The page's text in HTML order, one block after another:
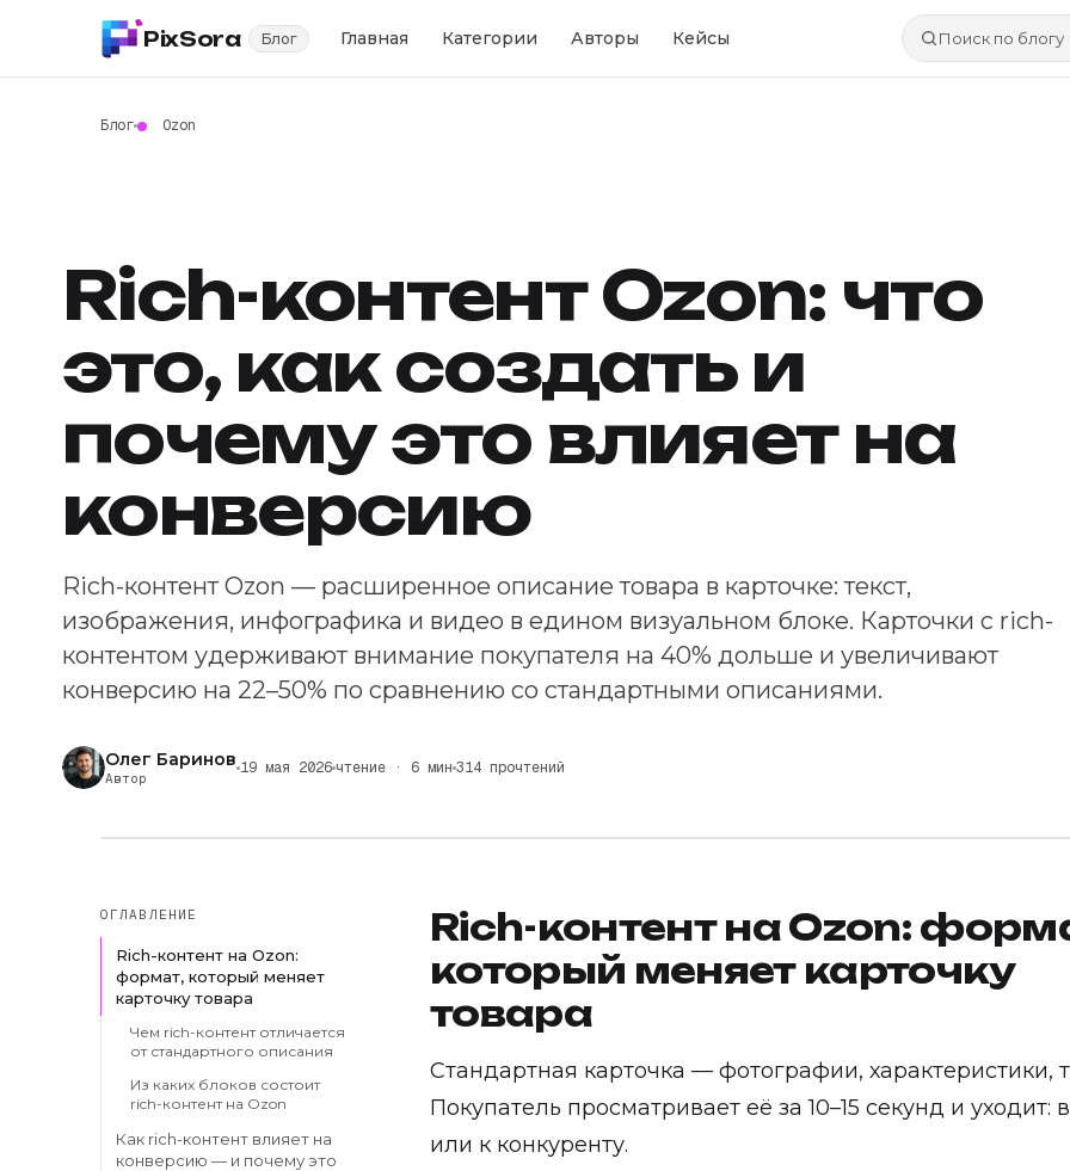
PixSora Блог Главная Категории Авторы Кейсы Поиск по блогу
Блог Ozon
Rich-контент Ozon: что
это, как создать и
почему это влияет на
конверсию
Rich-контент Ozon — расширенное описание товара в карточке: текст,
изображения, инфографика и видео в едином визуальном блоке. Карточки с rich-
контентом удерживают внимание покупателя на 40% дольше и увеличивают
конверсию на 22–50% по сравнению со стандартными описаниями.
Олег Баринов
Автор
19 мая 2026 чтение · 6 мин 314 прочтений
ОГЛАВЛЕНИЕ
Rich-контент на Ozon:
формат, который меняет
карточку товара
Чем rich-контент отличается
от стандартного описания
Из каких блоков состоит
rich-контент на Ozon
Как rich-контент влияет на
конверсию — и почему это
Rich-контент на Ozon:
который меняет карточку
товара
Стандартная карточка — фотографии, характеристики,
Покупатель просматривает её за 10–15 секунд и уходит:
или к конкуренту.